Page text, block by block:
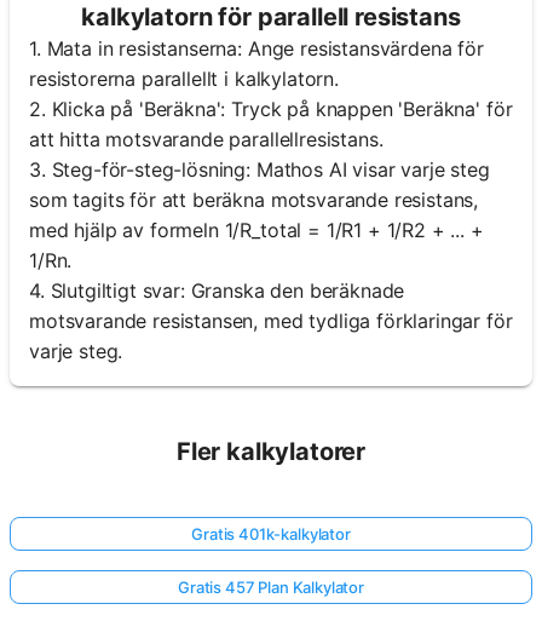
kalkylatorn för parallell resistans
1. Mata in resistanserna: Ange resistansvärdena för
resistorerna parallellt i kalkylatorn.
2. Klicka på 'Beräkna': Tryck på knappen 'Beräkna' för
att hitta motsvarande parallellresistans.
3. Steg-för-steg-lösning: Mathos AI visar varje steg
som tagits för att beräkna motsvarande resistans,
med hjälp av formeln 1/R_total = 1/R1 + 1/R2 + ... +
1/Rn.
4. Slutgiltigt svar: Granska den beräknade
motsvarande resistansen, med tydliga förklaringar för
varje steg.
Fler kalkylatorer
Gratis 401k-kalkylator
Gratis 457 Plan Kalkylator